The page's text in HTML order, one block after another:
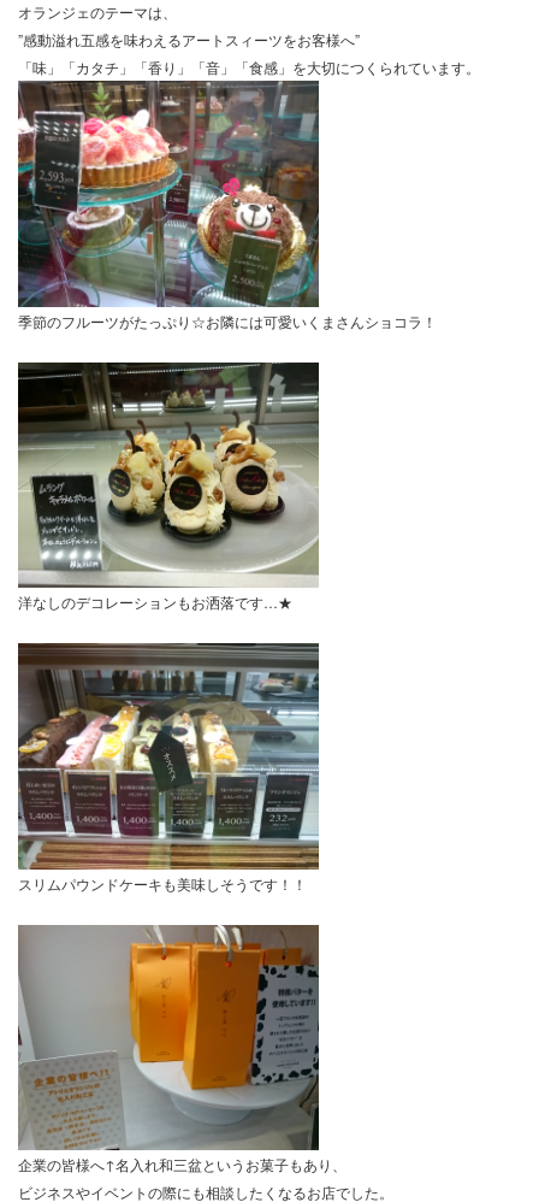
オランジェのテーマは、
”感動溢れ五感を味わえるアートスィーツをお客様へ”
「味」「カタチ」「香り」「音」「食感」を大切につくられています。
季節のフルーツがたっぷり☆お隣には可愛いくまさんショコラ！
洋なしのデコレーションもお洒落です…★
スリムパウンドケーキも美味しそうです！！
企業の皆様へ↑名入れ和三盆というお菓子もあり、
ビジネスやイベントの際にも相談したくなるお店でした。